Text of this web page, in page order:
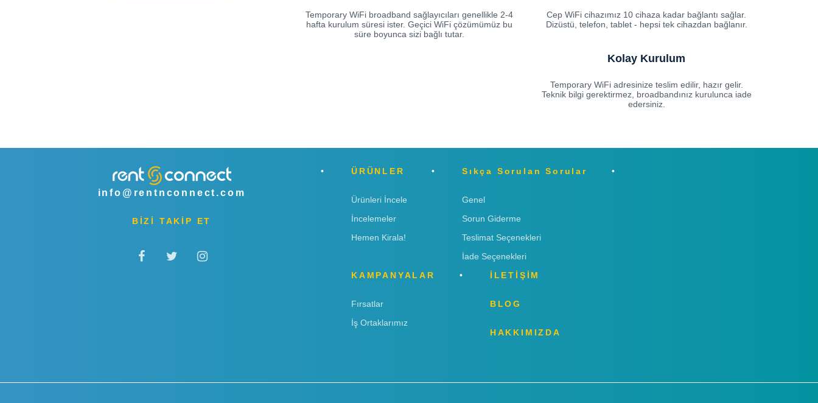
Temporary WiFi broadband sağlayıcıları genellikle 2-4
hafta kurulum süresi ister. Geçici WiFi çözümümüz bu
süre boyunca sizi bağlı tutar.
Cep WiFi cihazımız 10 cihaza kadar bağlantı sağlar.
Dizüstü, telefon, tablet - hepsi tek cihazdan bağlanır.
Kolay Kurulum
Temporary WiFi adresinize teslim edilir, hazır gelir.
Teknik bilgi gerektirmez, broadbandınız kurulunca iade
edersiniz.
info@rentnconnect.com
BİZİ TAKİP ET
ÜRÜNLER
Ürünleri İncele
İncelemeler
Hemen Kirala!
Sıkça Sorulan Sorular
Genel
Sorun Giderme
Teslimat Seçenekleri
İade Seçenekleri
KAMPANYALAR
Fırsatlar
İş Ortaklarımız
İLETİŞİM
BLOG
HAKKIMIZDA